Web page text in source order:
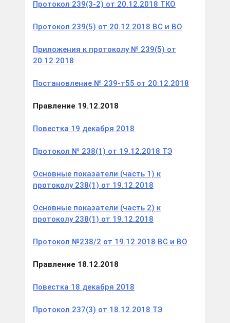
Протокол 239(3-2) от 20.12.2018 ТКО
Протокол 239(5) от 20.12.2018 ВС и ВО
Приложения к протоколу № 239(5) от
20.12.2018
Постановление № 239-т55 от 20.12.2018
Правление 19.12.2018
Повестка 19 декабря 2018
Протокол № 238(1) от 19.12.2018 ТЭ
Основные показатели (часть 1) к
протоколу 238(1) от 19.12.2018
Основные показатели (часть 2) к
протоколу 238(1) от 19.12.2018
Протокол №238/2 от 19.12.2018 ВС и ВО
Правление 18.12.2018
Повестка 18 декабря 2018
Протокол 237(3) от 18.12.2018 ТЭ